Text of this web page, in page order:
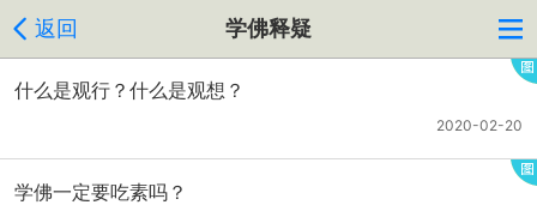
返回 学佛释疑
什么是观行？什么是观想？
2020-02-20
学佛一定要吃素吗？